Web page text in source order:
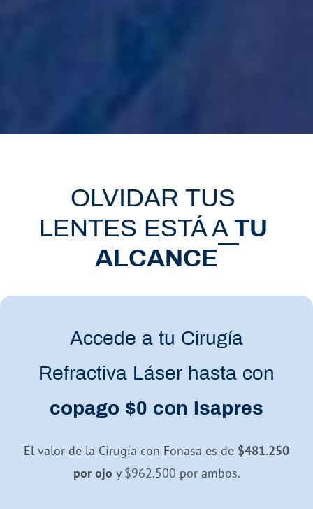
OLVIDAR TUS
​LENTES ESTÁ A TU
ALCANCE
Accede a tu Cirugía
Refractiva Láser hasta con
copago $0 con Isapres
El valor de la Cirugía con Fonasa es de $481.250
por ojo y $962.500 por ambos.